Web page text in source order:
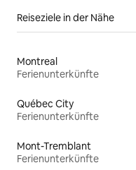
Reiseziele in der Nähe
Montreal
Ferienunterkünfte
Québec City
Ferienunterkünfte
Mont-Tremblant
Ferienunterkünfte